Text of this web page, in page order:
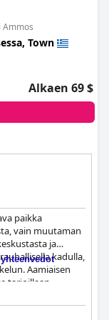
Ammos
Town
Alkaen 69 $
paikka
vain muutaman
ja
kadulla,
Aamiaisen
tarjoillaan
puiden alla.
on kaikki